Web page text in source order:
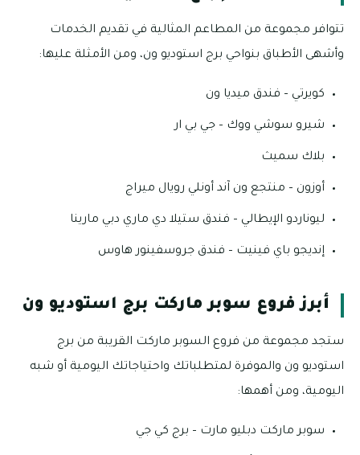
تتوافر مجموعة من المطاعم المثالية في تقديم الخدمات
وأشهى الأطباق بنواحي برج استوديو ون، ومن الأمثلة عليها:
كويرتي – فندق ميديا ون
شيرو سوشي ووك – جي بي ار
بلاك سميث
أوزون – منتجع ون آند أونلي رويال ميراج
ليوناردو الإيطالي – فندق ستيلا دي ماري دبي مارينا
إنديجو باي فينيت – فندق جروسفينور هاوس
أبرز فروع سوبر ماركت برج استوديو ون
ستجد مجموعة من فروع السوبر ماركت القريبة من برج
استوديو ون والموفرة لمتطلباتك واحتياجاتك اليومية أو شبه
اليومية، ومن أهمها:
سوبر ماركت دبليو مارت – برج كي جي